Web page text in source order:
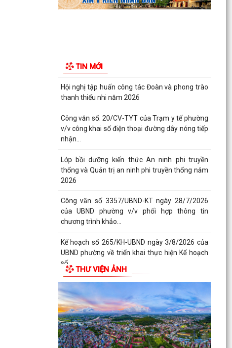
TIN MỚI
nhận...
Lớp bồi dưỡng kiến thức An ninh phi truyền
thống và Quản trị an ninh phi truyền thống năm
Công văn số 3357/UBND-KT ngày 28/7/2026
của UBND phường v/v phối hợp thông tin
Kế hoạch số 265/KH-UBND ngày 3/8/2026 của
UBND phường về triển khai thực hiện Kế hoạch
UBND phường làm việc với các hộ dân đang sử
dụng đất của UBND phường tại tổ dân phố Lãm
PHƯỜNG KIẾN AN THAM DỰ HỘI NGHỊ TRỰC
TUYẾN THÀNH PHỐ VỀ TIẾN ĐỘ ĐO ĐẠC, LẬP
BẢN ĐỒ ĐỊA CHÍNH, LẬP...
Khai mạc huấn luyện Dân quân tự vệ tại chỗ
năm 2026
Lễ chào cờ tháng 8/2026
Thông báo số 1298/TB-UBND ngày 31/7/2026
THƯ VIỆN ẢNH